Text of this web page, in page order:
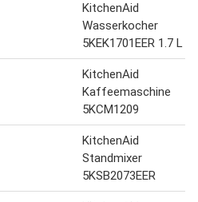
KitchenAid
Wasserkocher
5KEK1701EER 1.7 L
KitchenAid
Kaffeemaschine
5KCM1209
KitchenAid
Standmixer
5KSB2073EER